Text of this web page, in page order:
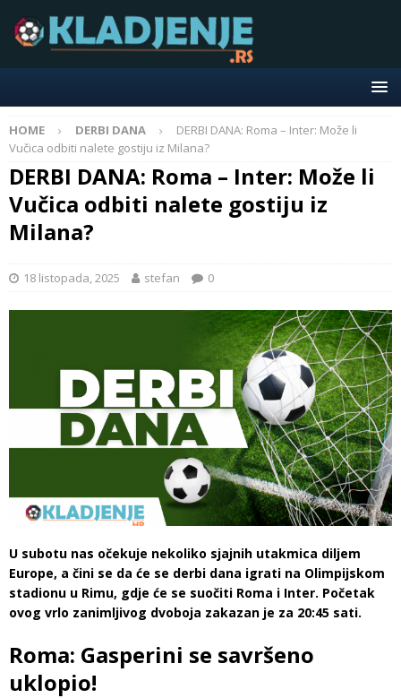
HOME DERBI DANA
DERBI DANA: Roma – Inter: Može li
Vučica odbiti nalete gostiju iz Milana?
DERBI DANA: Roma – Inter: Može li
Vučica odbiti nalete gostiju iz
Milana?
18 listopada, 2025 stefan 0
U subotu nas očekuje nekoliko sjajnih utakmica diljem
Europe, a čini se da će se derbi dana igrati na Olimpijskom
stadionu u Rimu, gdje će se suočiti Roma i Inter. Početak
ovog vrlo zanimljivog dvoboja zakazan je za 20:45 sati.
Roma: Gasperini se savršeno
uklopio!